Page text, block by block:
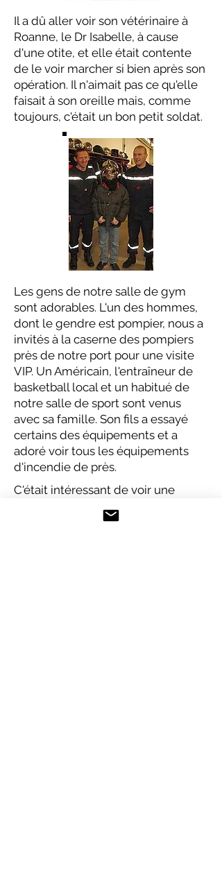
Il a dû aller voir son vétérinaire à
Roanne, le Dr Isabelle, à cause
d'une otite, et elle était contente
de le voir marcher si bien après son
opération. Il n'aimait pas ce qu'elle
faisait à son oreille mais, comme
toujours, c'était un bon petit soldat.
Les gens de notre salle de gym
sont adorables. L'un des hommes,
dont le gendre est pompier, nous a
invités à la caserne des pompiers
près de notre port pour une visite
VIP. Un Américain, l'entraîneur de
basketball local et un habitué de
notre salle de sport sont venus
avec sa famille. Son fils a essayé
certains des équipements et a
adoré voir tous les équipements
d'incendie de près.
C'était intéressant de voir une
caserne de pompiers européenne.
A Roanne, il y a un grand complexe